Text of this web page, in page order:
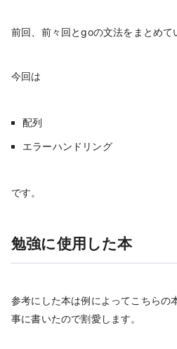
前回、前々回とgoの文法をまとめて
今回は
配列
エラーハンドリング
です。
勉強に使用した本
参考にした本は例によってこちらの
事に書いたので割愛します。